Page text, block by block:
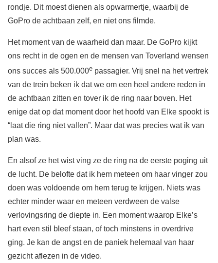
rondje. Dit moest dienen als opwarmertje, waarbij de
GoPro de achtbaan zelf, en niet ons filmde.
Het moment van de waarheid dan maar. De GoPro kijkt
ons recht in de ogen en de mensen van Toverland wensen
ons succes als 500.000e passagier. Vrij snel na het vertrek
van de trein beken ik dat we om een heel andere reden in
de achtbaan zitten en tover ik de ring naar boven. Het
enige dat op dat moment door het hoofd van Elke spookt is
“laat die ring niet vallen”. Maar dat was precies wat ik van
plan was.
En alsof ze het wist ving ze de ring na de eerste poging uit
de lucht. De belofte dat ik hem meteen om haar vinger zou
doen was voldoende om hem terug te krijgen. Niets was
echter minder waar en meteen verdween de valse
verlovingsring de diepte in. Een moment waarop Elke’s
hart even stil bleef staan, of toch minstens in overdrive
ging. Je kan de angst en de paniek helemaal van haar
gezicht aflezen in de video.